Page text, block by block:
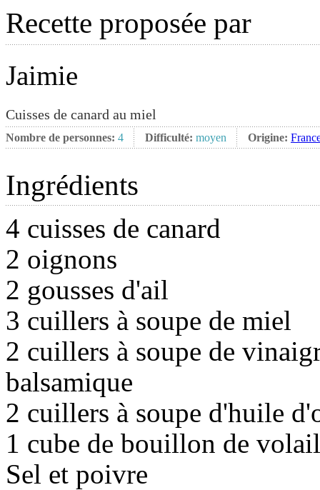
Recette proposée par
Jaimie
Cuisses de canard au miel
Nombre de personnes: 4 Difficulté: moyen Origine:
Ingrédients
4 cuisses de canard
2 oignons
2 gousses d'ail
3 cuillers à soupe de miel
2 cuillers à soupe de
balsamique
2 cuillers à soupe d'huile
1 cube de bouillon de
Sel et poivre